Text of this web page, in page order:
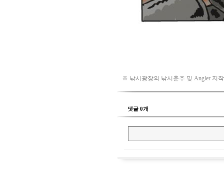
※ 낚시광장의 낚시춘추 및 Angler 저
댓글 0개